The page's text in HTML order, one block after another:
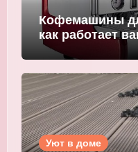
Кофемашины
как работает
Уют в доме